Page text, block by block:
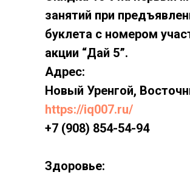
занятий при
буклета с номером
акции “Дай 5”.
Адрес:
Новый Уренгой,
https://iq007.ru/
+7 (908) 854-54-94
Здоровье: